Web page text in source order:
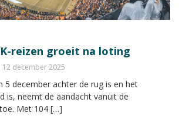
reizen groeit na loting
12 december 2025
5 december achter de rug is en het
is, neemt de aandacht vanuit de
Met 104 […]